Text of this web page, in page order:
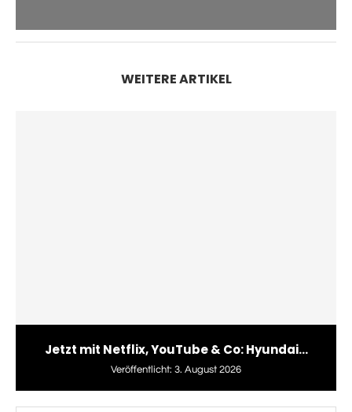
WEITERE ARTIKEL
Jetzt mit Netflix, YouTube & Co: Hyundai...
Veröffentlicht: 3. August 2026